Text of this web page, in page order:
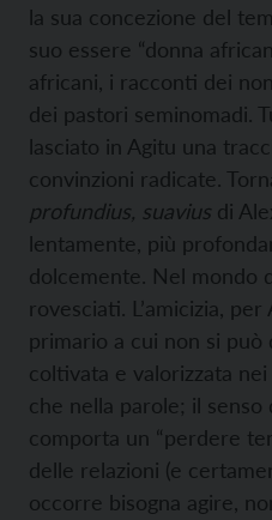
la sua concezione del
suo essere “donna
africani, i racconti dei
dei pastori seminomadi.
lasciato in Agitu una
convinzioni radicate.
profundius, suavius di
lentamente, più
dolcemente. Nel mondo
rovesciati. L’amicizia,
primario a cui non si può
coltivata e valorizzata
che nella parole; il senso
comporta un “perdere
delle relazioni (e
occorre bisogna agire,